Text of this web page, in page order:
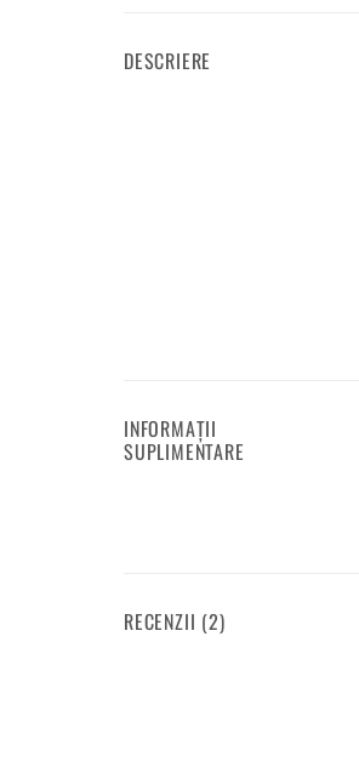
DESCRIERE
INFORMAȚII
SUPLIMENTARE
RECENZII (2)